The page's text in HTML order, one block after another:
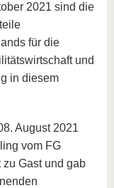
2021 sind die
für die
und
in diesem
August 2021
vom FG
Gast und gab